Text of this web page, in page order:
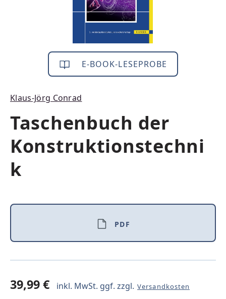
E-BOOK-LESEPROBE
Klaus-Jörg Conrad
Taschenbuch der
Konstruktionstechni
k
PDF
39,99 € inkl. MwSt. ggf. zzgl. Versandkosten